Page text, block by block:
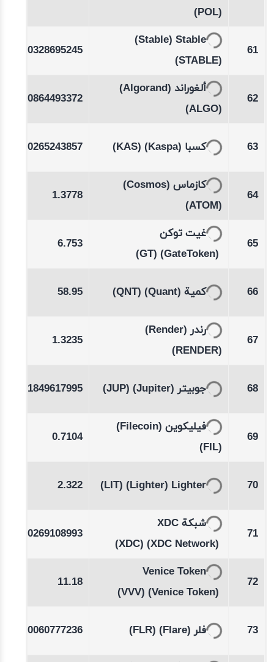
(POL)
61
Stable
(Stable)
(STABLE)
0.0328695245
62
ألغوراند (Algorand)
(ALGO)
0.0864493372
63 کسبا (Kaspa)
(KAS)
0.0265243857
64
کازماس (Cosmos)
(ATOM)
1.3778
65
غيت توكن
(GateToken)
(GT)
6.753
66 كمية (Quant)
(QNT)
58.95
67
رندر (Render)
(RENDER)
1.3235
68 جوبيتر (Jupiter)
(JUP)
0.1849617995
69
فيليكوين (Filecoin)
(FIL)
0.7104
70
Lighter
(Lighter)
(LIT)
2.322
71
شبكة XDC
(XDC Network)
(XDC)
0.0269108993
72
Venice Token
(Venice Token)
(VVV)
11.18
73 فلر (Flare)
(FLR)
0.0060777236